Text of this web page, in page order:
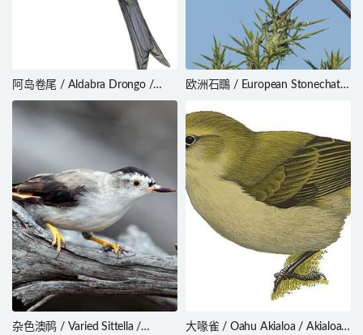
阿岛卷尾 / Aldabra Drongo /
Dicrurus aldabranus
欧洲石䳭 / European Stonechat /
杂色澳䴓 / Varied Sittella /
大喙雀 / Oahu Akialoa / Akialoa